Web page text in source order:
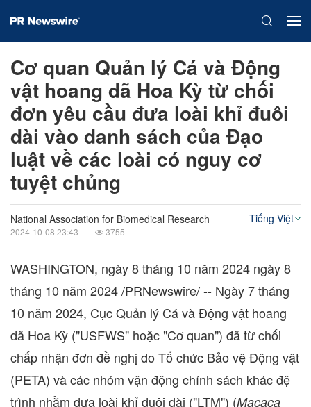
Cơ quan Quản lý Cá và Động
vật hoang dã Hoa Kỳ từ chối
đơn yêu cầu đưa loài khỉ đuôi
dài vào danh sách của Đạo
luật về các loài có nguy cơ
tuyệt chủng
National Association for Biomedical Research
2024-10-08 23:43 3755
Tiếng Việt
WASHINGTON, ngày 8 tháng 10 năm 2024 ngày 8
tháng 10 năm 2024/PRNewswire/ -- Ngày 7 tháng
10 năm 2024, Cục Quản lý Cá và Động vật hoang
dã Hoa Kỳ ("USFWS" hoặc "Cơ quan") đã từ chối
chấp nhận đơn đề nghị do Tổ chức Bảo vệ Động vật
(PETA) và các nhóm vận động chính sách khác đệ
trình nhằm đưa loài khỉ đuôi dài ("LTM") (Macaca